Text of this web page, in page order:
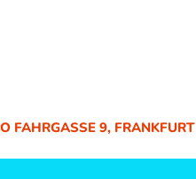
FAHRGASSE 9, FRANKFURT